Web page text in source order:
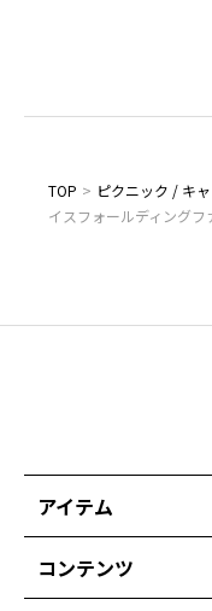
TOP > ピクニック / キ
イスフォールディング
アイテム
コンテンツ